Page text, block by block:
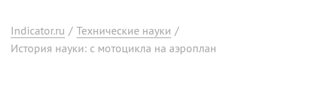
Indicator.ru / Технические науки /
История науки: с мотоцикла на аэроплан